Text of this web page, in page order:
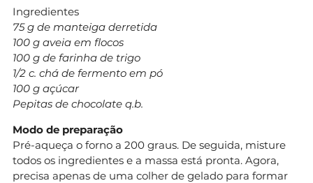
Ingredientes
75 g de manteiga derretida
100 g aveia em flocos
100 g de farinha de trigo
1/2 c. chá de fermento em pó
100 g açúcar
Pepitas de chocolate q.b.
Modo de preparação
Pré-aqueça o forno a 200 graus. De seguida, misture
todos os ingredientes e a massa está pronta. Agora,
precisa apenas de uma colher de gelado para formar